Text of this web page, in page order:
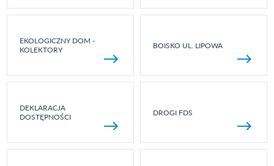
EKOLOGICZNY DOM -
KOLEKTORY
BOISKO UL. LIPOWA
DEKLARACJA
DOSTĘPNOŚCI
DROGI FDS